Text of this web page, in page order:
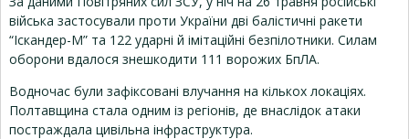
війська застосували проти України дві балістичні ракети
“Іскандер-М” та 122 ударні й імітаційні безпілотники. Силам
оборони вдалося знешкодити 111 ворожих БпЛА.
Водночас були зафіксовані влучання на кількох локаціях.
Полтавщина стала одним із регіонів, де внаслідок атаки
постраждала цивільна інфраструктура.